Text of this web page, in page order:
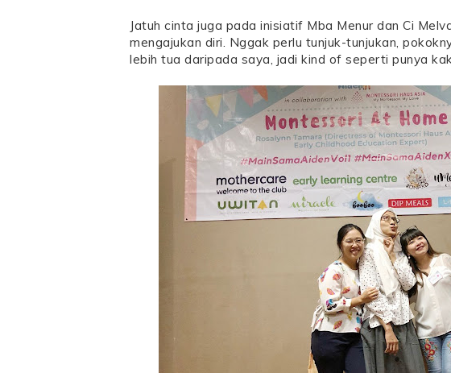
Jatuh cinta juga pada inisiatif Mba Menur dan Ci
mengajukan diri. Nggak perlu tunjuk-tunjukan,
lebih tua daripada saya, jadi kind of seperti punya